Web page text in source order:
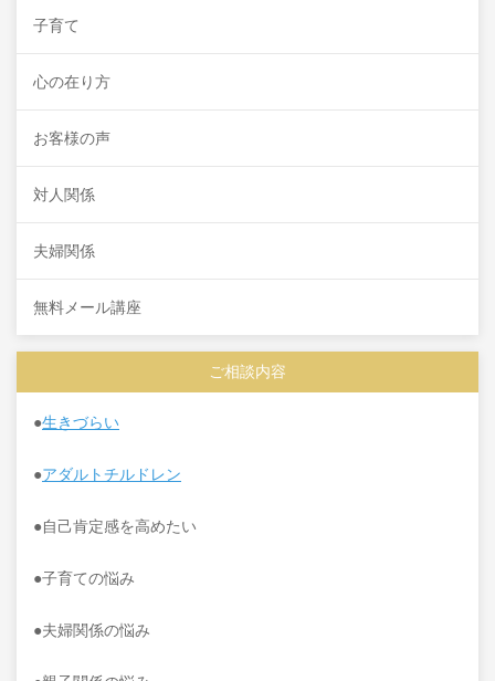
子育て
心の在り方
お客様の声
対人関係
夫婦関係
無料メール講座
ご相談内容
●生きづらい
●アダルトチルドレン
●自己肯定感を高めたい
●子育ての悩み
●夫婦関係の悩み